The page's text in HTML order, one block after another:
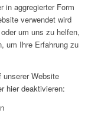
in aggregierter Form
verwendet wird
um uns zu helfen,
um Ihre Erfahrung zu
Website
hier deaktivieren: